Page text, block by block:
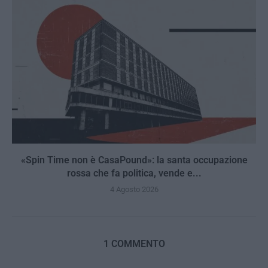
«Spin Time non è CasaPound»: la santa occupazione
rossa che fa politica, vende e...
4 Agosto 2026
1 COMMENTO